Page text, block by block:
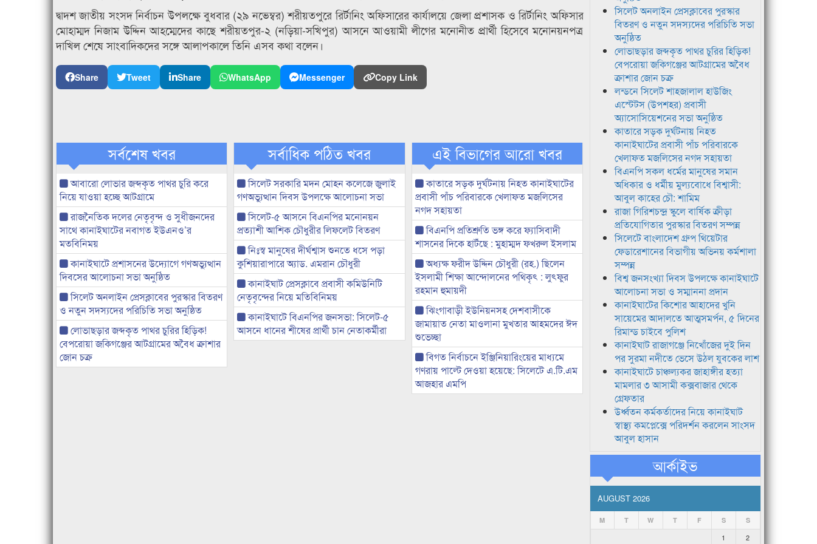
দ্বাদশ জাতীয় সংসদ নির্বাচন উপলক্ষে বুধবার (২৯ নভেম্বর) শরীয়তপুরে রির্টানিং অফিসারের কার্যালয়ে জেলা প্রশাসক ও রির্টানিং অফিসার
মোহাম্মদ নিজাম উদ্দিন আহম্মেদের কাছে শরীয়তপুর-২ (নড়িয়া-সখিপুর) আসনে আওয়ামী লীগের মনোনীত প্রার্থী হিসেবে মনোনয়নপত্র
দাখিল শেষে সাংবাদিকদের সঙ্গে আলাপকালে তিনি এসব কথা বলেন।
Share Tweet Share WhatsApp Messenger Copy Link
সর্বশেষ খবর
আবারো লোভার জব্দকৃত পাথর চুরি করে
নিয়ে যাওয়া হচ্ছে আটগ্রামে
রাজনৈতিক দলের নেতৃবৃন্দ ও সুধীজনদের
সাথে কানাইঘাটের নবাগত ইউএনও’র
মতবিনিময়
কানাইঘাটে প্রশাসনের উদ্যোগে গণঅভ্যুত্থান
দিবসের আলোচনা সভা অনুষ্ঠিত
সিলেট অনলাইন প্রেসক্লাবের পুরস্কার বিতরণ
ও নতুন সদস্যদের পরিচিতি সভা অনুষ্ঠিত
লোভাছড়ার জব্দকৃত পাথর চুরির হিড়িক!
বেপরোয়া জকিগঞ্জের আটগ্রামের অবৈধ ক্রাশার
জোন চক্র
সর্বাধিক পঠিত খবর
সিলেট সরকারি মদন মোহন কলেজে জুলাই
গণঅভ্যুত্থান দিবস উপলক্ষে আলোচনা সভা
সিলেট-৫ আসনে বিএনপির মনোনয়ন
প্রত্যাশী আশিক চৌধুরীর লিফলেট বিতরণ
নিঃস্ব মানুষের দীর্ঘশ্বাস শুনতে ধসে পড়া
কুশিয়ারাপারে অ্যাড. এমরান চৌধুরী
কানাইঘাট প্রেসক্লাবে প্রবাসী কমিউনিটি
নেতৃবৃন্দের নিয়ে মতিবিনিময়
কানাইঘাটে বিএনপির জনসভা: সিলেট-৫
আসনে ধানের শীষের প্রার্থী চান নেতাকর্মীরা
এই বিভাগের আরো খবর
কাতারে সড়ক দুর্ঘটনায় নিহত কানাইঘাটের
প্রবাসী পাঁচ পরিবারকে খেলাফত মজলিসের
নগদ সহায়তা
বিএনপি প্রতিশ্রুতি ভঙ্গ করে ফ্যাসিবাদী
শাসনের দিকে হাটঁছে : মুহাম্মদ ফখরুল ইসলাম
অধ্যক্ষ ফরীদ উদ্দিন চৌধুরী (রহ.) ছিলেন
ইসলামী শিক্ষা আন্দোলনের পথিকৃৎ : লুৎফুর
রহমান হুমায়দী
ঝিংগাবাড়ী ইউনিয়নসহ দেশবাসীকে
জামায়াত নেতা মাওলানা মুখতার আহমদের ঈদ
শুভেচ্ছা
বিগত নির্বাচনে ইঞ্জিনিয়ারিংয়ের মাধ্যমে
গণরায় পাল্টে দেওয়া হয়েছে: সিলেটে এ.টি.এম
আজহার এমপি
সিলেট অনলাইন প্রেসক্লাবের পুরস্কার
বিতরণ ও নতুন সদস্যদের পরিচিতি সভা
অনুষ্ঠিত
লোভাছড়ার জব্দকৃত পাথর চুরির হিড়িক!
বেপরোয়া জকিগঞ্জের আটগ্রামের অবৈধ
ক্রাশার জোন চক্র
লন্ডনে সিলেট শাহজালাল হাউজিং
এস্টেটস (উপশহর) প্রবাসী
অ্যাসোসিয়েশনের সভা অনুষ্ঠিত
কাতারে সড়ক দুর্ঘটনায় নিহত
কানাইঘাটের প্রবাসী পাঁচ পরিবারকে
খেলাফত মজলিসের নগদ সহায়তা
বিএনপি সকল ধর্মের মানুষের সমান
অধিকার ও ধর্মীয় মুল্যবোধে বিশ্বাসী:
আবুল কাহের চৌ: শামিম
রাজা গিরিশচন্দ্র স্কুলে বার্ষিক ক্রীড়া
প্রতিযোগিতার পুরস্কার বিতরণ সম্পন্ন
সিলেটে বাংলাদেশ গ্রুপ থিয়েটার
ফেডারেশানের বিভাগীয় অভিনয় কর্মশালা
সম্পন্ন
বিশ্ব জনসংখ্যা দিবস উপলক্ষে কানাইঘাটে
আলোচনা সভা ও সম্মাননা প্রদান
কানাইঘাটের কিশোর আহাদের খুনি
সায়েমের আদালতে আত্মসমর্পন, ৫ দিনের
রিমান্ড চাইবে পুলিশ
কানাইঘাট রাজাগঞ্জে নিখোঁজের দুই দিন
পর সুরমা নদীতে ভেসে উঠল যুবকের লাশ
কানাইঘাটে চাঞ্চল্যকর জাহাঙ্গীর হত্যা
মামলার ৩ আসামী কক্সবাজার থেকে
গ্রেফতার
উর্ধ্বতন কর্মকর্তাদের নিয়ে কানাইঘাট
স্বাস্থ্য কমপ্লেক্সে পরিদর্শন করলেন সাংসদ
আবুল হাসান
আর্কাইভ
AUGUST 2026
M T W T F S S
1
2